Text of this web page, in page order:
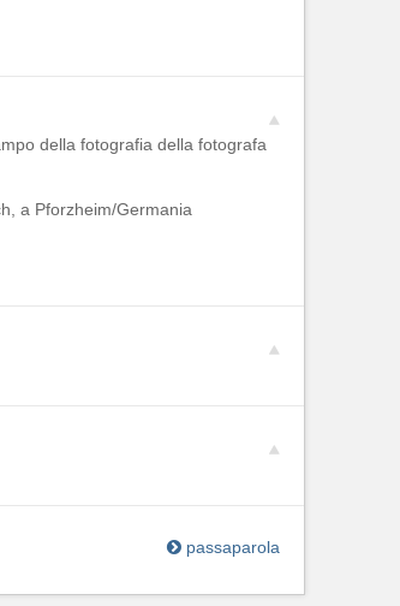
della fotografia della fotografa
a Pforzheim/Germania
passaparola